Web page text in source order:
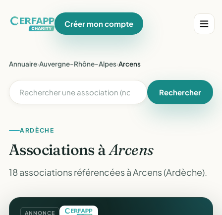
Créer mon compte
Annuaire›Auvergne-Rhône-Alpes›Arcens
Rechercher
ARDÈCHE
Associations àArcens
18 associations référencées à Arcens (Ardèche).
ANNONCE